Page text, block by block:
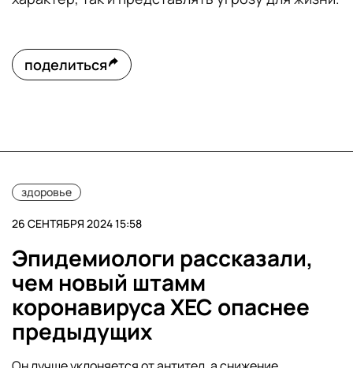
поделиться
здоровье
26 СЕНТЯБРЯ 2024 15:58
Эпидемиологи рассказали,
чем новый штамм
коронавируса XEC опаснее
предыдущих